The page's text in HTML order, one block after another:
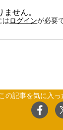
せん。
はログインが必要
この記事を気に入っ